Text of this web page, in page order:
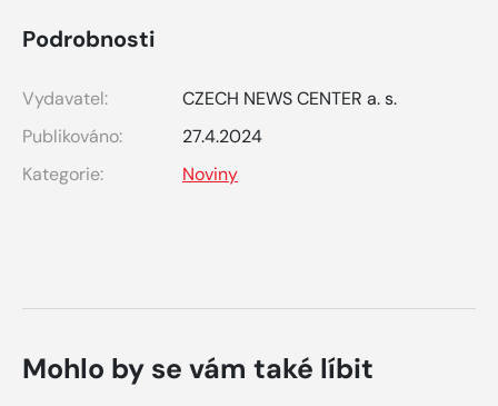
Podrobnosti
Vydavatel:
CZECH NEWS CENTER a. s.
Publikováno:
27.4.2024
Kategorie:
Noviny
Mohlo by se vám také líbit